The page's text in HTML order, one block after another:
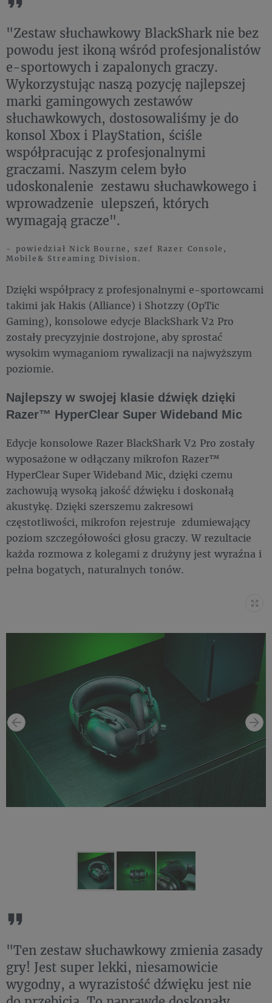
"Zestaw słuchawkowy BlackShark nie bez
powodu jest ikoną wśród profesjonalistów
e-sportowych i zapalonych graczy.
Wykorzystując naszą pozycję najlepszej
marki gamingowych zestawów
słuchawkowych, dostosowaliśmy je do
konsol Xbox i PlayStation, ściśle
współpracując z profesjonalnymi
graczami. Naszym celem było
udoskonalenie zestawu słuchawkowego i
wprowadzenie ulepszeń, których
wymagają gracze".
- powiedział Nick Bourne, szef Razer Console,
Mobile& Streaming Division.
Dzięki współpracy z profesjonalnymi e-sportowcami
takimi jak Hakis (Alliance) i Shotzzy (OpTic
Gaming), konsolowe edycje BlackShark V2 Pro
zostały precyzyjnie dostrojone, aby sprostać
wysokim wymaganiom rywalizacji na najwyższym
poziomie.
Najlepszy w swojej klasie dźwięk dzięki
Razer™ HyperClear Super Wideband Mic
Edycje konsolowe Razer BlackShark V2 Pro zostały
wyposażone w odłączany mikrofon Razer™
HyperClear Super Wideband Mic, dzięki czemu
zachowują wysoką jakość dźwięku i doskonałą
akustykę. Dzięki szerszemu zakresowi
częstotliwości, mikrofon rejestruje zdumiewający
poziom szczegółowości głosu graczy. W rezultacie
każda rozmowa z kolegami z drużyny jest wyraźna i
pełna bogatych, naturalnych tonów.
"Ten zestaw słuchawkowy zmienia zasady
gry! Jest super lekki, niesamowicie
wygodny, a wyrazistość dźwięku jest nie